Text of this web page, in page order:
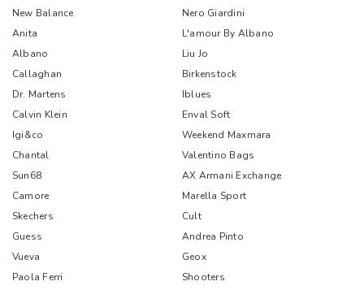
New Balance
Nero Giardini
Anita
L'amour By Albano
Albano
Liu Jo
Callaghan
Birkenstock
Dr. Martens
Iblues
Calvin Klein
Enval Soft
Igi&co
Weekend Maxmara
Chantal
Valentino Bags
Sun68
AX Armani Exchange
Camore
Marella Sport
Skechers
Cult
Guess
Andrea Pinto
Vueva
Geox
Paola Ferri
Shooters